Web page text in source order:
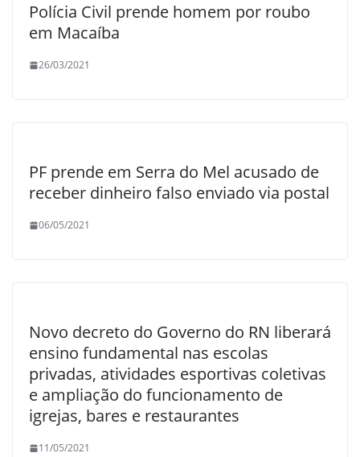
Polícia Civil prende homem por roubo
em Macaíba
26/03/2021
PF prende em Serra do Mel acusado de
receber dinheiro falso enviado via postal
06/05/2021
Novo decreto do Governo do RN liberará
ensino fundamental nas escolas
privadas, atividades esportivas coletivas
e ampliação do funcionamento de
igrejas, bares e restaurantes
11/05/2021